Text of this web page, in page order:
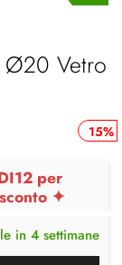
Ø20 Vetro
15%
per
✦
in 4 settimane